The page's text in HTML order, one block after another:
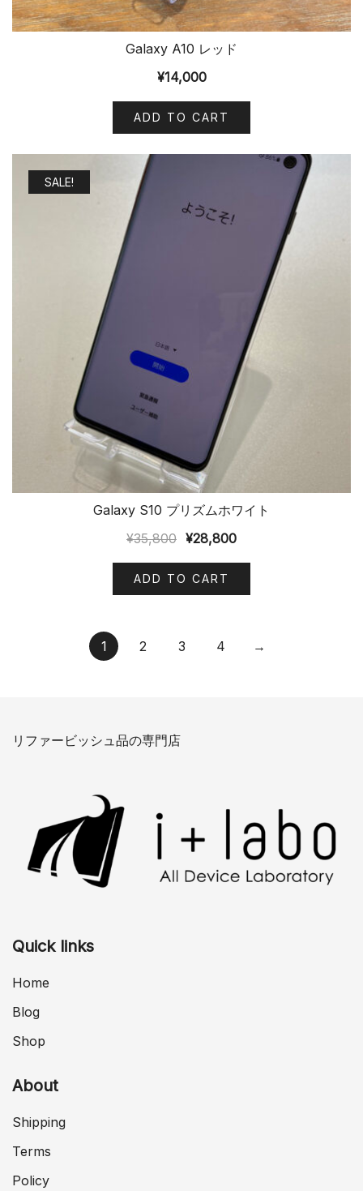
Galaxy A10 レッド
¥14,000
ADD TO CART
SALE!
Galaxy S10 プリズムホワイト
¥35,800 ¥28,800
ADD TO CART
1 2 3 4 →
リファービッシュ品の専門店
Quick links
Home
Blog
Shop
About
Shipping
Terms
Policy